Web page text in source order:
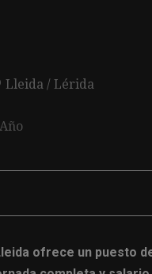
Lleida / Lérida
ofrece un puesto